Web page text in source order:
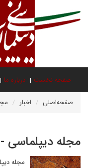
صفحه نخست درباره ما
صفحه‌اصلی اخبار
مجله دیپلماسی
مجله